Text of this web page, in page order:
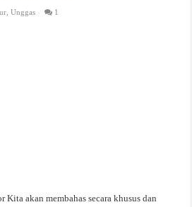
,Unggas 1
Kita akan membahas secara khusus dan